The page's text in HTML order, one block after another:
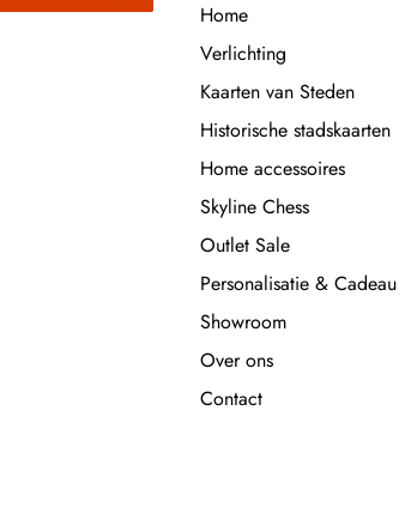
Home
Verlichting
Kaarten van Steden
Historische stadskaarten
Home accessoires
Skyline Chess
Outlet Sale
Personalisatie & Cadeau
Showroom
Over ons
Contact